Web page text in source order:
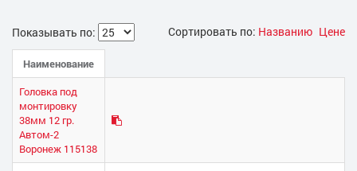
Показывать по: Сортировать по: Названию Цене
Наименование
Головка под
монтировку
38мм 12 гр.
Автом-2
Воронеж 115138